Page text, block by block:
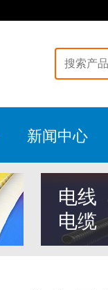
新闻中心
电线
电缆